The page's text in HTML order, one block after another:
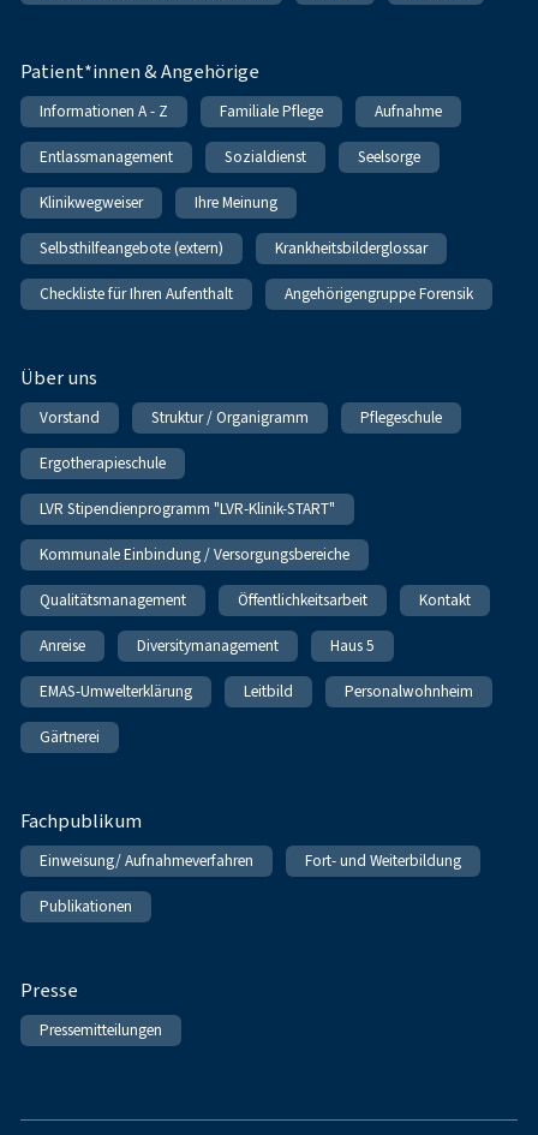
Patient*innen & Angehörige
Informationen A - Z Familiale Pflege Aufnahme
Entlassmanagement Sozialdienst Seelsorge
Klinikwegweiser Ihre Meinung
Selbsthilfeangebote (extern) Krankheitsbilderglossar
Checkliste für Ihren Aufenthalt Angehörigengruppe Forensik
Über uns
Vorstand Struktur / Organigramm Pflegeschule
Ergotherapieschule
LVR Stipendienprogramm "LVR-Klinik-START"
Kommunale Einbindung / Versorgungsbereiche
Qualitätsmanagement Öffentlichkeitsarbeit Kontakt
Anreise Diversitymanagement Haus 5
EMAS-Umwelterklärung Leitbild Personalwohnheim
Gärtnerei
Fachpublikum
Einweisung/ Aufnahmeverfahren Fort- und Weiterbildung
Publikationen
Presse
Pressemitteilungen